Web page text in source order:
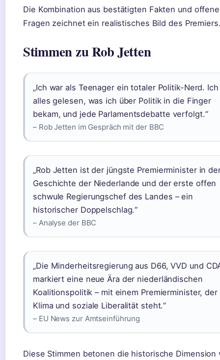
Die Kombination aus bestätigten Fakten und
Fragen zeichnet ein realistisches Bild des
Stimmen zu Rob Jetten
„Ich war als Teenager ein totaler Politik-Nerd.
alles gelesen, was ich über Politik in die Finger
bekam, und jede Parlamentsdebatte verfolgt.“
– Rob Jetten im Gespräch mit der BBC
„Rob Jetten ist der jüngste Premierminister in
Geschichte der Niederlande und der erste offen
schwule Regierungschef des Landes – ein
historischer Doppelschlag.“
– Analyse der BBC
„Die Minderheitsregierung aus D66, VVD und
markiert eine neue Ära der niederländischen
Koalitionspolitik – mit einem Premierminister, der
Klima und soziale Liberalität steht.“
– EU News zur Amtseinführung
Diese Stimmen betonen die historische Dimension